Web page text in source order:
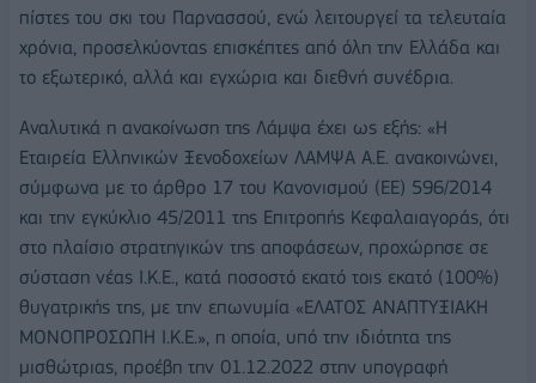
πίστες του σκι του Παρνασσού, ενώ λειτουργεί τα τελευταία
χρόνια, προσελκύοντας επισκέπτες από όλη την Ελλάδα και
το εξωτερικό, αλλά και εγχώρια και διεθνή συνέδρια.
Αναλυτικά η ανακοίνωση της Λάμψα έχει ως εξής: «Η
Εταιρεία Ελληνικών Ξενοδοχείων ΛΑΜΨΑ Α.Ε. ανακοινώνει,
σύμφωνα με το άρθρο 17 του Κανονισμού (ΕΕ) 596/2014
και την εγκύκλιο 45/2011 της Επιτροπής Κεφαλαιαγοράς, ότι
στο πλαίσιο στρατηγικών της αποφάσεων, προχώρησε σε
σύσταση νέας Ι.Κ.Ε., κατά ποσοστό εκατό τοις εκατό (100%)
θυγατρικής της, με την επωνυμία «ΕΛΑΤΟΣ ΑΝΑΠΤΥΞΙΑΚΗ
ΜΟΝΟΠΡΟΣΩΠΗ Ι.Κ.Ε.», η οποία, υπό την ιδιότητα της
μισθώτριας, προέβη την 01.12.2022 στην υπογραφή